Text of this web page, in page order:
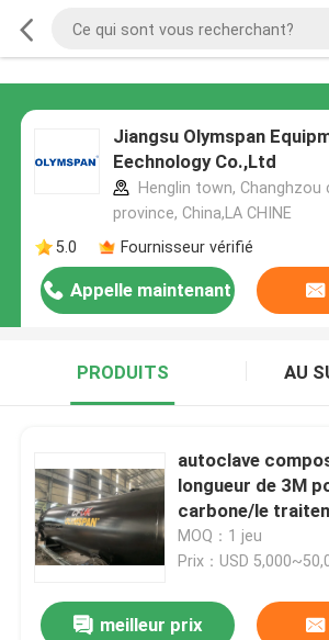
Jiangsu Olymspan
Eechnology Co.,Ltd
Henglin town, Changhzou
province, China,LA CHINE
5.0
Fournisseur vérifié
Appelle maintenant
PRODUITS AU
autoclave
longueur de 3M
carbone/le
traitement en
MOQ：1 jeu
Prix：USD
meilleur prix